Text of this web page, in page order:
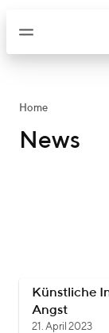
Home
News
21. April 2023
Künstliche
Angst